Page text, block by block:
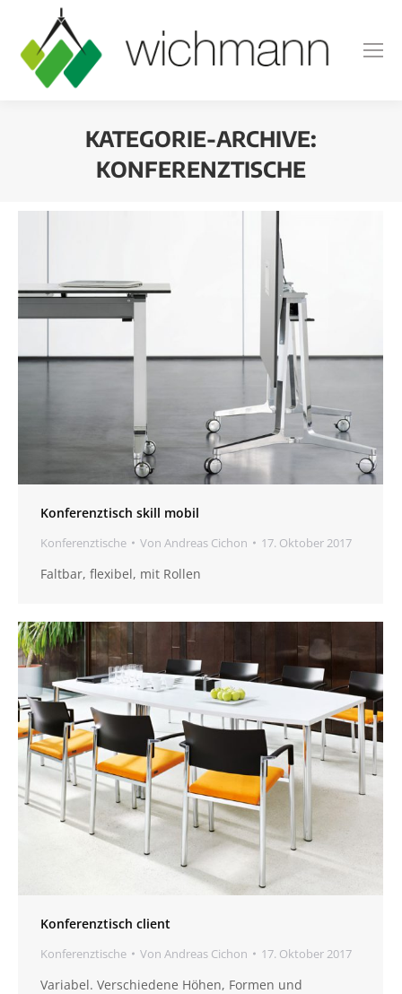
KATEGORIE-ARCHIVE:
KONFERENZTISCHE
Konferenztisch skill mobil
Konferenztische Von Andreas Cichon 17. Oktober 2017
Faltbar, flexibel, mit Rollen
Konferenztisch client
Konferenztische Von Andreas Cichon 17. Oktober 2017
Variabel. Verschiedene Höhen, Formen und